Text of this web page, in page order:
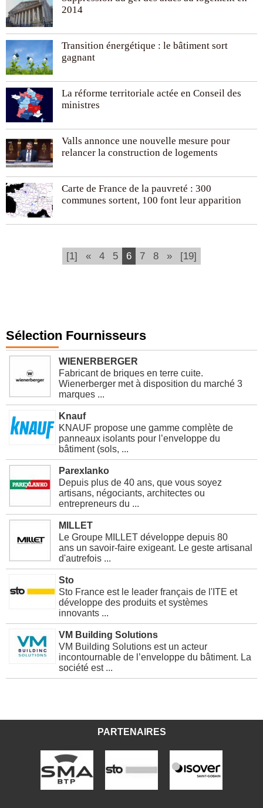
2014
Transition énergétique : le bâtiment sort
gagnant
La réforme territoriale actée en Conseil des
ministres
Valls annonce une nouvelle mesure pour
relancer la construction de logements
Carte de France de la pauvreté : 300
communes sortent, 100 font leur apparition
[1] « 4 5 6(current)
7 8 » [19]
Sélection Fournisseurs
WIENERBERGER
Fabricant de briques en terre cuite.
Wienerberger met à disposition du marché 3
marques ...
Knauf
KNAUF propose une gamme complète de
panneaux isolants pour l’enveloppe du
bâtiment (sols, ...
Parexlanko
Depuis plus de 40 ans, que vous soyez
artisans, négociants, architectes ou
entrepreneurs du ...
MILLET
Le Groupe MILLET développe depuis 80
ans un savoir-faire exigeant. Le geste artisanal
d'autrefois ...
Sto
Sto France est le leader français de l'ITE et
développe des produits et systèmes
innovants ...
VM Building Solutions
VM Building Solutions est un acteur
incontournable de l’enveloppe du bâtiment. La
société est ...
PARTENAIRES